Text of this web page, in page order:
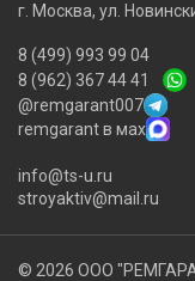
г. Москва, ул.
8 (499) 993 99 04
8 (962) 367 44 41
@remgarant007
remgarant в мах
info@ts-u.ru
stroyaktiv@mail.ru
© 2026 ООО